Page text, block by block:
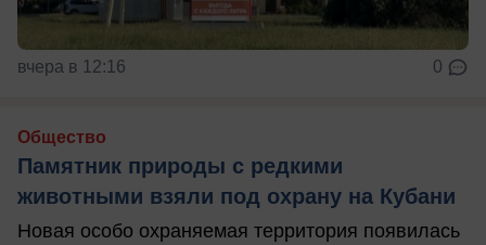
вчера в 12:16 0
Общество
Памятник природы с редкими
животными взяли под охрану на Кубани
Новая особо охраняемая территория появилась